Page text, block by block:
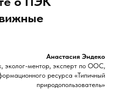
Анастасия Эндеко
эколог-ментор, эксперт по ООС,
ресурса «Типичный
природопользователь»